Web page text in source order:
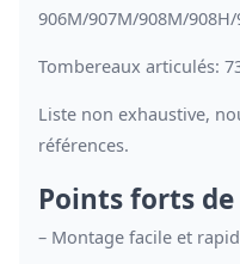
906M/907M/908M/908H/
Tombereaux articulés:
Liste non exhaustive,
références.
Points forts de
– Montage facile et